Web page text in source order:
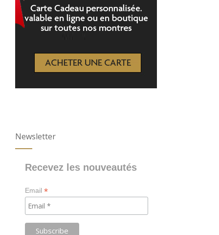
Newsletter
Recevez les nouveautés
Email*